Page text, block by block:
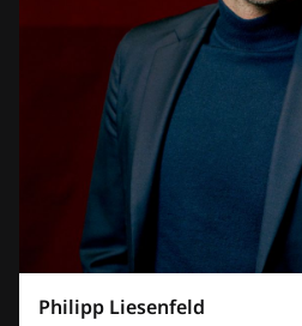
Philipp Liesenfeld